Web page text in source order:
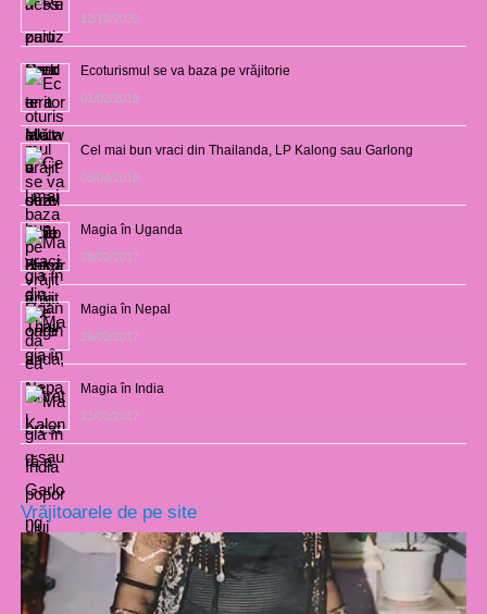
12/10/2020
Ecoturismul se va baza pe vrăjitorie
01/02/2019
Cel mai bun vraci din Thailanda, LP Kalong sau Garlong
03/04/2018
Magia în Uganda
28/02/2017
Magia în Nepal
26/02/2017
Magia în India
23/02/2017
Vrăjitoarele de pe site